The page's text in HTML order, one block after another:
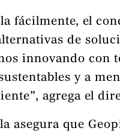
fácilmente, el
de
innovando con
y a
agrega el
asegura que